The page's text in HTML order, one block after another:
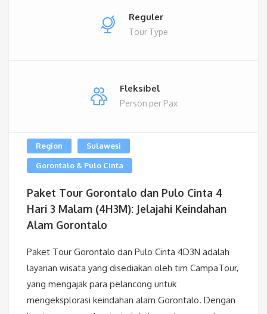
Reguler
Tour Type
Fleksibel
Person per Pax
Region Sulawesi
Gorontalo & Pulo Cinta
Paket Tour Gorontalo dan Pulo Cinta 4
Hari 3 Malam (4H3M): Jelajahi Keindahan
Alam Gorontalo
Paket Tour Gorontalo dan Pulo Cinta 4D3N adalah
layanan wisata yang disediakan oleh tim CampaTour,
yang mengajak para pelancong untuk
mengeksplorasi keindahan alam Gorontalo. Dengan